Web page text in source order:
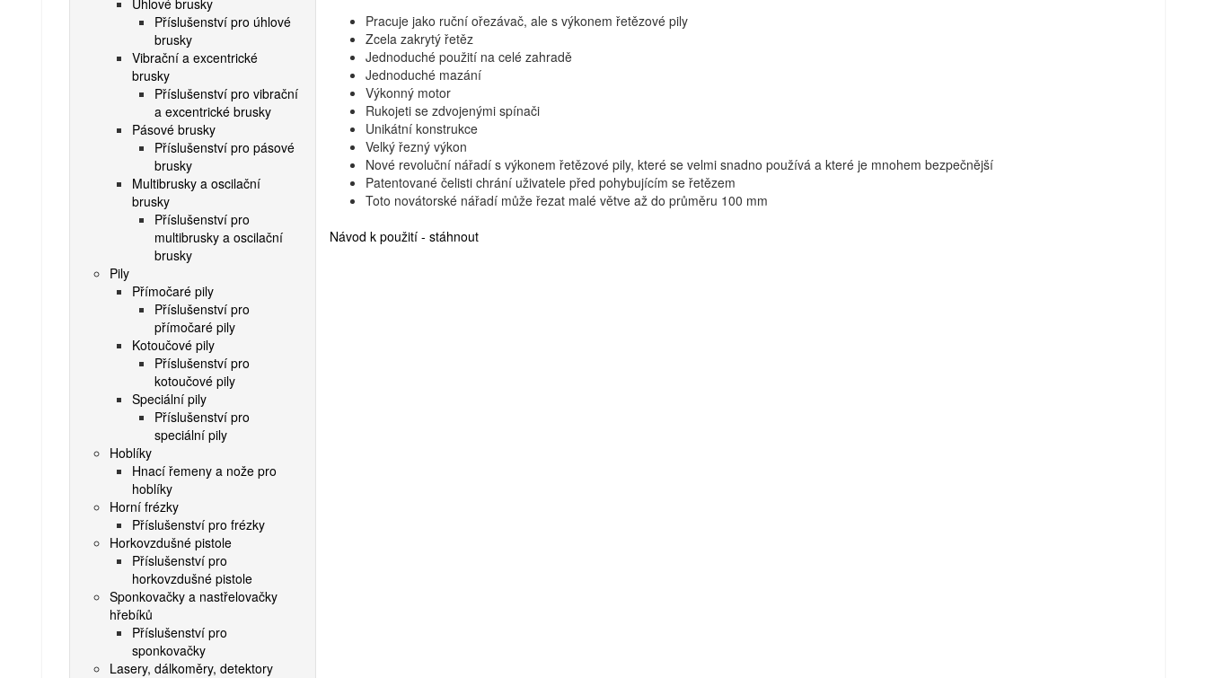
Příslušenství pro úhlové
brusky
Vibrační a excentrické
brusky
Příslušenství pro vibrační
a excentrické brusky
Pásové brusky
Příslušenství pro pásové
brusky
Multibrusky a oscilační
brusky
Příslušenství pro
multibrusky a oscilační
brusky
Pily
Přímočaré pily
Příslušenství pro
přímočaré pily
Kotoučové pily
Příslušenství pro
kotoučové pily
Speciální pily
Příslušenství pro
speciální pily
Hoblíky
Hnací řemeny a nože pro
hoblíky
Horní frézky
Příslušenství pro frézky
Horkovzdušné pistole
Příslušenství pro
horkovzdušné pistole
Sponkovačky a nastřelovačky
hřebíků
Příslušenství pro
sponkovačky
Lasery, dálkoměry, detektory
Pracuje jako ruční ořezávač, ale s výkonem řetězové pily
Zcela zakrytý řetěz
Jednoduché použití na celé zahradě
Jednoduché mazání
Výkonný motor
Rukojeti se zdvojenými spínači
Unikátní konstrukce
Velký řezný výkon
Nové revoluční nářadí s výkonem řetězové pily, které se velmi snadno používá a které je mnohem bezpečnější
Patentované čelisti chrání uživatele před pohybujícím se řetězem
Toto novátorské nářadí může řezat malé větve až do průměru 100 mm
Návod k použití - stáhnout